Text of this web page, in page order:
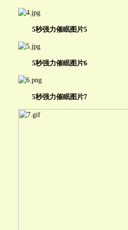
5秒强力催眠图片5
5秒强力催眠图片6
5秒强力催眠图片7